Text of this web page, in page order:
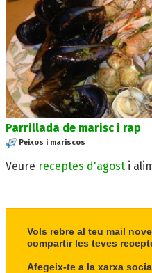
Parrillada de marisc i rap
Peixos i mariscos
Veure receptes d'agost i
Vols rebre al teu mail
compartir les teves
Afegeix-te a la xarxa